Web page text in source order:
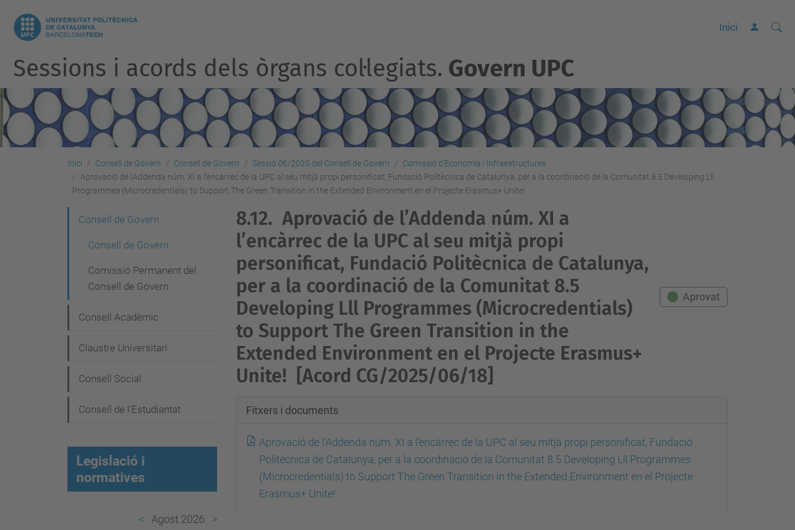
Inici Cerca
C
a
a
v
a
Sessions i acords dels òrgans col·legiats. Govern UPC
Inici Consell de Govern Consell de Govern Sessió 06/2025 del Consell de Govern
Comissió d’Economia i Infraestructures
Aprovació de l’Addenda núm. XI a l’encàrrec de la UPC al seu mitjà propi personificat, Fundació Politècnica de Catalunya, per a la coordinació de la Comunitat 8.5 Developing Lll
Programmes (Microcredentials) to Support The Green Transition in the Extended Environment en el Projecte Erasmus+ Unite!
8.12. Aprovació de l’Addenda núm. XI a
l’encàrrec de la UPC al seu mitjà propi
personificat, Fundació Politècnica de Catalunya,
per a la coordinació de la Comunitat 8.5
Developing Lll Programmes (Microcredentials)
to Support The Green Transition in the
Extended Environment en el Projecte Erasmus+
Unite!
[Acord CG/2025/06/18]
Aprovat
Fitxers i documents
Aprovació de l’Addenda núm. XI a l’encàrrec de la UPC al seu mitjà propi personificat, Fundació
Politècnica de Catalunya, per a la coordinació de la Comunitat 8.5 Developing Lll Programmes
(Microcredentials) to Support The Green Transition in the Extended Environment en el Projecte
Erasmus+ Unite!
g
c
i
Consell de Govern
Consell de Govern
Comissió Permanent del
Consell de Govern
Consell Acadèmic
Claustre Universitari
Consell Social
Consell de l'Estudiantat
Legislació i
normatives
Agost 2026